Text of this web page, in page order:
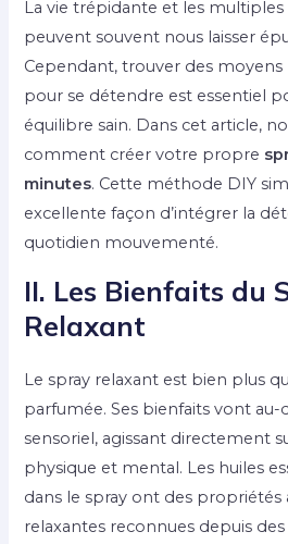
La vie trépidante et les
peuvent souvent nous laisser
Cependant, trouver des moyens
pour se détendre est essentiel
équilibre sain. Dans cet article,
comment créer votre propre
minutes. Cette méthode DIY
excellente façon d’intégrer la
quotidien mouvementé.
II. Les Bienfaits du
Relaxant
Le spray relaxant est bien plus
parfumée. Ses bienfaits vont au-
sensoriel, agissant directement
physique et mental. Les huiles
dans le spray ont des propriétés
relaxantes reconnues depuis des